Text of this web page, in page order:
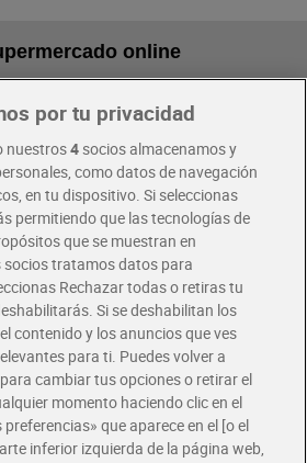
online
superiores a 100€
o Uber Eats
exclusivas.
por tu privacidad
nuestros4socios almacenamos y
como datos de navegación
en tu dispositivo. Si seleccionas
permitiendo que las tecnologías de
que se muestran en
tratamos datos para
Rechazar todas o retiras tu
Si se deshabilitan los
contenido y los anuncios que ves
para ti. Puedes volver a
cambiar tus opciones o retirar el
momento haciendo clic en el
que aparece en el [o el
inferior izquierda de la página web,